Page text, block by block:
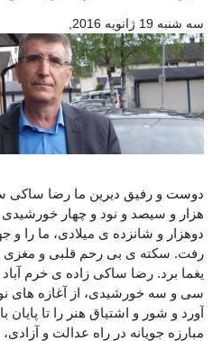
سه شنبه 19 ژانويه 2016 ,
دوست و رفیق دیرین ما رضا ساکی
هزار و سیصد و نود و چهار
دوهزار و شانزده ی میلادی، ما را
رفت. سکته ی بی رحم قلبی و مغزی
یغما برد. رضا ساکی زاده ی خرم
سی و سه خورشیدی، از آغازه های
آورد و شور و اشتیاق هنر را تا
مبارزه جویانه در راه عدالت و